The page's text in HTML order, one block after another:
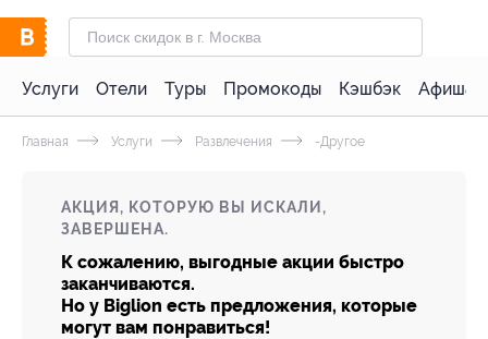
Услуги Отели Туры Промокоды Кэшбэк Афиша
Главная Услуги Развлечения -Другое
АКЦИЯ, КОТОРУЮ ВЫ ИСКАЛИ,
ЗАВЕРШЕНА.
К сожалению, выгодные акции быстро
заканчиваются.
Но у Biglion есть предложения, которые
могут вам понравиться!